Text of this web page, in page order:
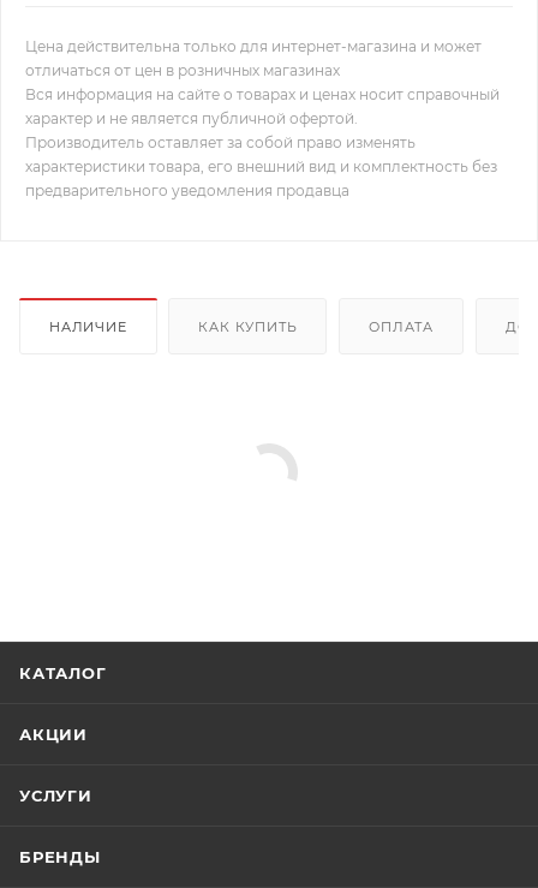
Цена действительна только для интернет-магазина и может
отличаться от цен в розничных магазинах
Вся информация на сайте о товарах и ценах носит справочный
характер и не является публичной офертой.
Производитель оставляет за собой право изменять
характеристики товара, его внешний вид и комплектность без
предварительного уведомления продавца
НАЛИЧИЕ КАК КУПИТЬ ОПЛАТА
КАТАЛОГ
АКЦИИ
УСЛУГИ
БРЕНДЫ